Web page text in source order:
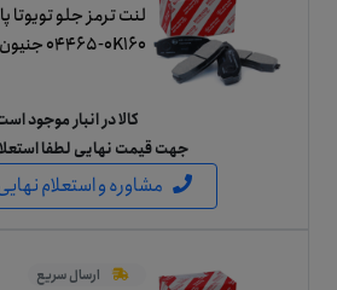
04465-0K160 جنیون (اصلی)
کالا در انبار موجود
جهت قیمت نهایی لطفا
مشاوره و استعلام
ارسال سریع